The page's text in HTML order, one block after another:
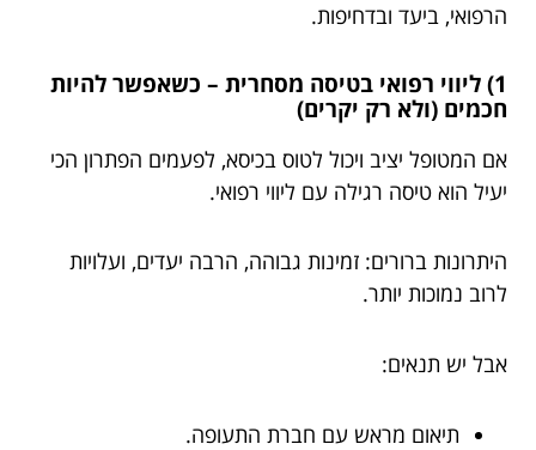
הרפואי, ביעד ובדחיפות.
1) ליווי רפואי בטיסה מסחרית – כשאפשר להיות
חכמים (ולא רק יקרים)
אם המטופל יציב ויכול לטוס בכיסא, לפעמים הפתרון הכי
יעיל הוא טיסה רגילה עם ליווי רפואי.
היתרונות ברורים: זמינות גבוהה, הרבה יעדים, ועלויות
לרוב נמוכות יותר.
אבל יש תנאים:
תיאום מראש עם חברת התעופה.